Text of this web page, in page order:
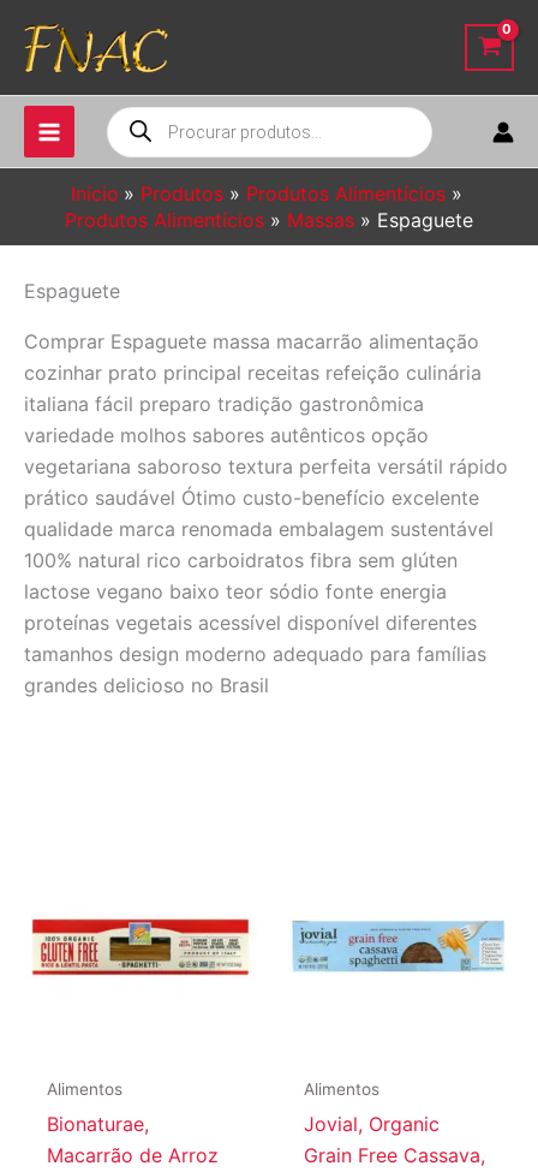
para
conteúdo
Pesquisar
produtos
Início Produtos
Produtos Alimentícios
Produtos Alimentícios
Massas Espaguete
Espaguete
Comprar Espaguete massa macarrão alimentação
cozinhar prato principal receitas refeição culinária
italiana fácil preparo tradição gastronômica
variedade molhos sabores autênticos opção
vegetariana saboroso textura perfeita versátil rápido
prático saudável Ótimo custo-benefício excelente
qualidade marca renomada embalagem sustentável
100% natural rico carboidratos fibra sem glúten
lactose vegano baixo teor sódio fonte energia
proteínas vegetais acessível disponível diferentes
tamanhos design moderno adequado para famílias
grandes delicioso no Brasil
Alimentos
Bionaturae,
Macarrão de Arroz
Alimentos
Jovial, Organic
Grain Free Cassava,